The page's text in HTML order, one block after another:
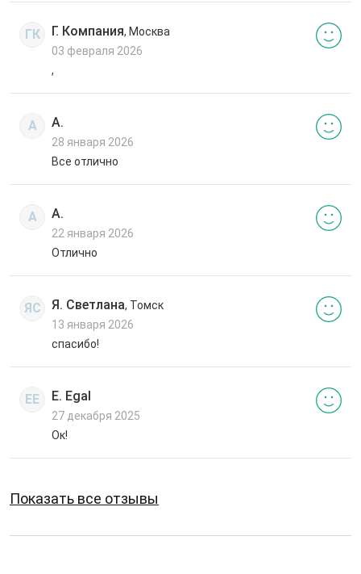
ГК Г. Компания, Москва
03 февраля 2026
,
А А.
28 января 2026
Все отлично
А А.
22 января 2026
Отлично
ЯС Я. Светлана, Томск
13 января 2026
спасибо!
EE E. Egal
27 декабря 2025
Ок!
Показать все отзывы